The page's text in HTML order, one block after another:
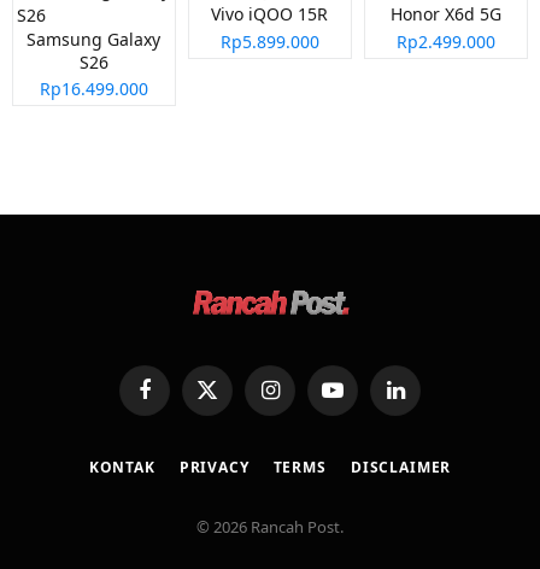
Samsung Galaxy
S26
Rp16.499.000
Vivo iQOO 15R
Rp5.899.000
Honor X6d 5G
Rp2.499.000
FacebookX
(Twitter)
InstagramYouTubeLinkedIn
KONTAK PRIVACY TERMS DISCLAIMER
© 2026 Rancah Post.